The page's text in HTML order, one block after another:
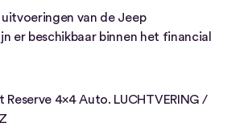
van de Jeep
er beschikbaar binnen het financial
Reserve 4×4 Auto. LUCHTVERING /